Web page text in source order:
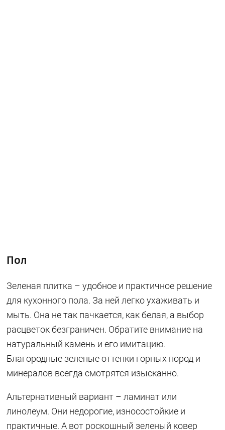
Пол
Зеленая плитка – удобное и практичное решение
для кухонного пола. За ней легко ухаживать и
мыть. Она не так пачкается, как белая, а выбор
расцветок безграничен. Обратите внимание на
натуральный камень и его имитацию.
Благородные зеленые оттенки горных пород и
минералов всегда смотрятся изысканно.
Альтернативный вариант – ламинат или
линолеум. Они недорогие, износостойкие и
практичные. А вот роскошный зеленый ковер